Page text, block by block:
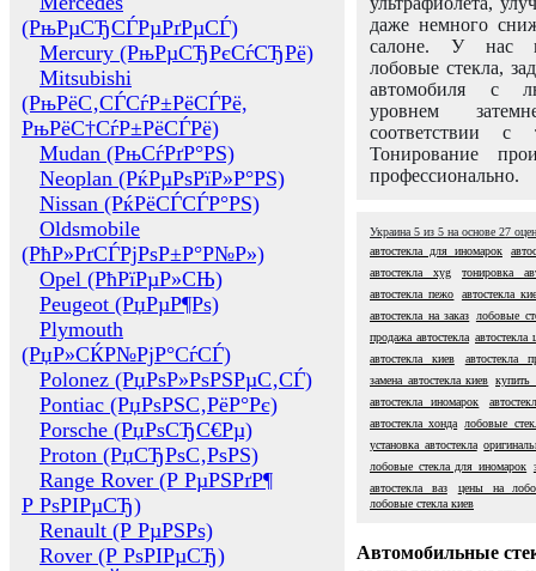
(РњРµСЂСЃРµРґРµСЃ)
Mercury (РњРµСЂРєСѓСЂРё)
Mitsubishi
(РњРёС‚СЃСѓР±РёСЃРё,
РњРёС†СѓР±РёСЃРё)
Mudan (РњСѓРґР°РЅ)
Neoplan (РќРµРѕРїР»Р°РЅ)
Nissan (РќРёСЃСЃР°РЅ)
Oldsmobile
(РћР»РґСЃРјРѕР±Р°Р№Р»)
Opel (РћРїРµР»СЊ)
Peugeot (РџРµР¶Рѕ)
Plymouth
(РџР»СЌР№РјР°СѓСЃ)
Polonez (РџРѕР»РѕРЅРµС‚СЃ)
Pontiac (РџРѕРЅС‚РёР°Рє)
Porsche (РџРѕСЂС€Рµ)
Proton (РџСЂРѕС‚РѕРЅ)
Range Rover (Р РµРЅРґР¶
Р РѕРІРµСЂ)
Renault (Р РµРЅРѕ)
Rover (Р РѕРІРµСЂ)
даже немного
салоне. У нас
лобовые стекла,
автомобиля с
уровнем
соответствии с
Тонирование
профессионально.
Украина 5 из 5 на основе 27
автостекла для иномарок
автостекла xyg
тонировка
автостекла пежо
автостекла
автостекла на заказ
лобовые
продажа автостекла автостекла
автостекла киев
автостекла
замена автостекла киев купить
автостекла иномарок
автостекла хонда
лобовые
установка автостекла
лобовые стекла для иномарок
автостекла ваз
цены на
лобовые стекла киев
Автомобильные